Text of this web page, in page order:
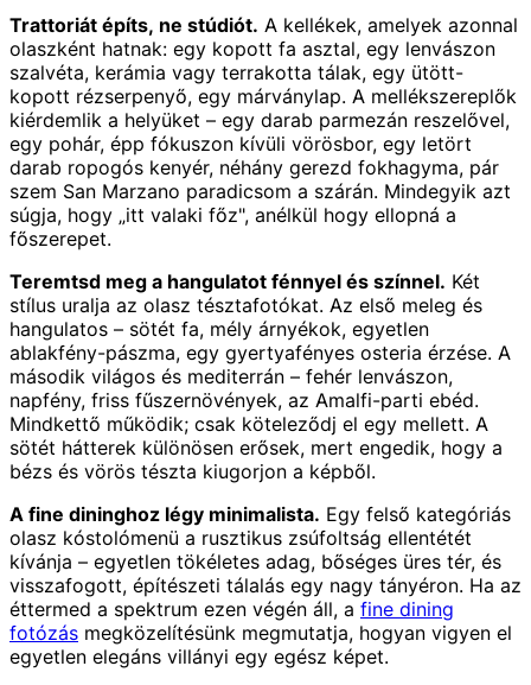
Trattoriát építs, ne stúdiót. A kellékek, amelyek azonnal
olaszként hatnak: egy kopott fa asztal, egy lenvászon
szalvéta, kerámia vagy terrakotta tálak, egy ütött-
kopott rézserpenyő, egy márványlap. A mellékszereplők
kiérdemlik a helyüket – egy darab parmezán reszelővel,
egy pohár, épp fókuszon kívüli vörösbor, egy letört
darab ropogós kenyér, néhány gerezd fokhagyma, pár
szem San Marzano paradicsom a szárán. Mindegyik azt
súgja, hogy „itt valaki főz", anélkül hogy ellopná a
főszerepet.
Teremtsd meg a hangulatot fénnyel és színnel. Két
stílus uralja az olasz tésztafotókat. Az első meleg és
hangulatos – sötét fa, mély árnyékok, egyetlen
ablakfény-pászma, egy gyertyafényes osteria érzése. A
második világos és mediterrán – fehér lenvászon,
napfény, friss fűszernövények, az Amalfi-parti ebéd.
Mindkettő működik; csak köteleződj el egy mellett. A
sötét hátterek különösen erősek, mert engedik, hogy a
bézs és vörös tészta kiugorjon a képből.
A fine dininghoz légy minimalista. Egy felső kategóriás
olasz kóstolómenü a rusztikus zsúfoltság ellentétét
kívánja – egyetlen tökéletes adag, bőséges üres tér, és
visszafogott, építészeti tálalás egy nagy tányéron. Ha az
éttermed a spektrum ezen végén áll, a fine dining
fotózás megközelítésünk megmutatja, hogyan vigyen el
egyetlen elegáns villányi egy egész képet.